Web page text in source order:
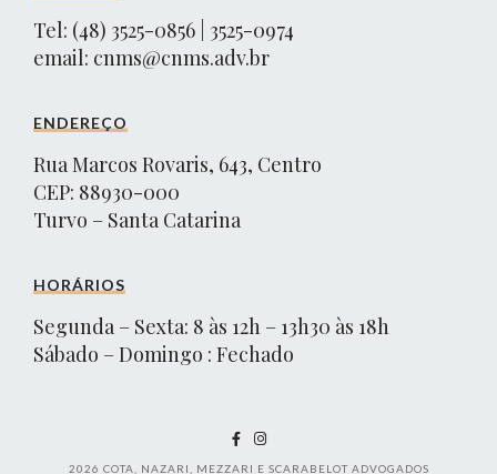
Tel: (48) 3525-0856 | 3525-0974
email: cnms@cnms.adv.br
ENDEREÇO
Rua Marcos Rovaris, 643, Centro
CEP: 88930-000
Turvo – Santa Catarina
HORÁRIOS
Segunda – Sexta: 8 às 12h – 13h30 às 18h
Sábado – Domingo : Fechado
2026 COTA, NAZARI, MEZZARI E SCARABELOT ADVOGADOS